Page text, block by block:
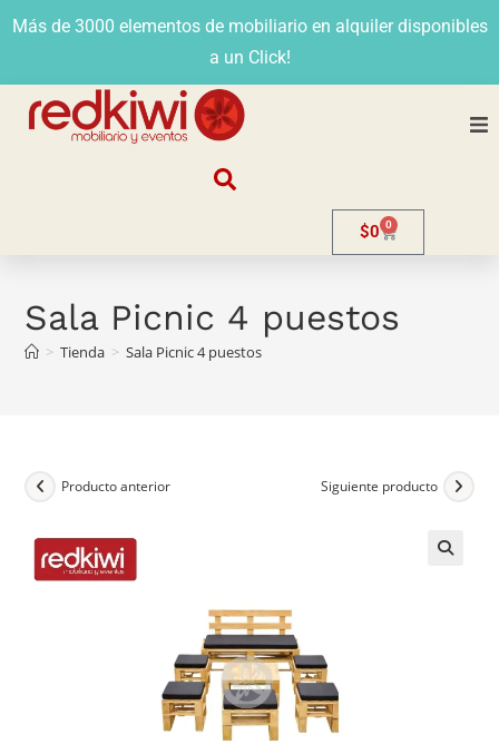
Más de 3000 elementos de mobiliario en alquiler disponibles
a un Click!
Contacto
$0 0
Sala Picnic 4 puestos
> Tienda > Sala Picnic 4 puestos
Producto anterior Siguiente producto